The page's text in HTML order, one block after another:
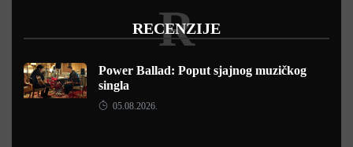
RECENZIJE
R
Power Ballad: Poput sjajnog muzičkog
singla
05.08.2026.